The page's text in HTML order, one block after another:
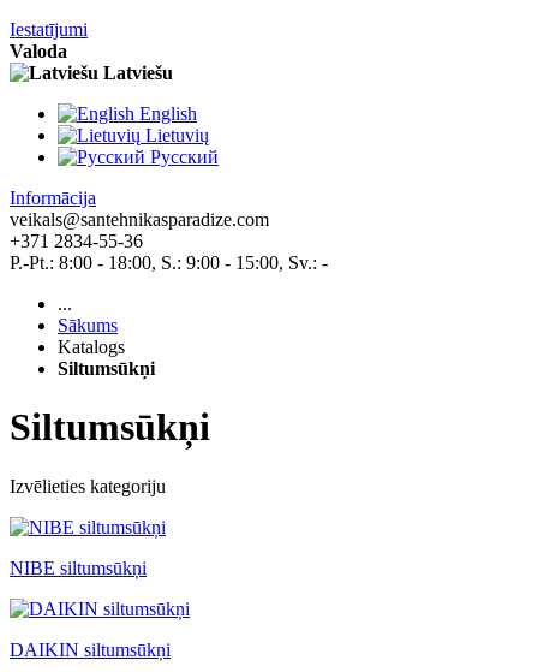
Iestatījumi
Valoda
Latviešu
English
Lietuvių
Pусский
Informācija
veikals@santehnikasparadize.com
+371 2834-55-36
P.-Pt.: 8:00 - 18:00, S.: 9:00 - 15:00, Sv.: -
...
Sākums
Katalogs
Siltumsūkņi
Siltumsūkņi
Izvēlieties kategoriju
NIBE siltumsūkņi
DAIKIN siltumsūkņi